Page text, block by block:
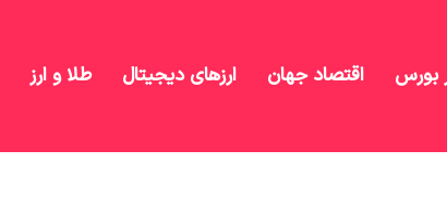
بورس اقتصاد جهان ارزهای دیجیتال طلا و ارز